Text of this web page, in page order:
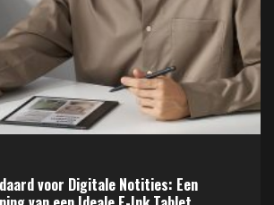
voor Digitale Notities: Een